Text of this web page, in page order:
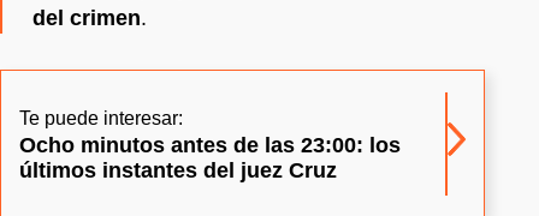
del crimen.
Te puede interesar:
Ocho minutos antes de las 23:00: los
últimos instantes del juez Cruz